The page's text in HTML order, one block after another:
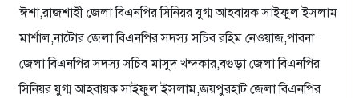
ঈশা,রাজশাহী জেলা বিএনপির সিনিয়র যুগ্ম আহবায়ক সাইফুল ইসলাম
মার্শাল,নাটোর জেলা বিএনপির সদস্য সচিব রহিম নেওয়াজ,পাবনা
জেলা বিএনপির সদস্য সচিব মাসুদ খন্দকার,বগুড়া জেলা বিএনপির
সিনিয়র যুগ্ম আহবায়ক সাইফুল ইসলাম,জয়পুরহাট জেলা বিএনপির